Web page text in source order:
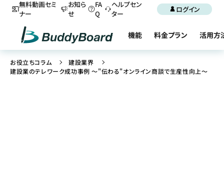
無料動画セミ
ナー
お知ら
せ
FA
Q
ヘルプセン
ター
ログイン
機能 料金プラン 活用方
お役立ちコラム
建設業界
建設業のテレワーク成功事例 ～"伝わる"オンライン商談で生産性向上～